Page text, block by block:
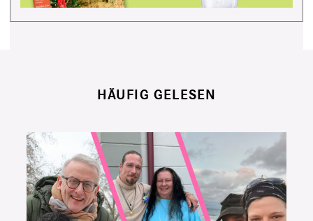
HÄUFIG GELESEN